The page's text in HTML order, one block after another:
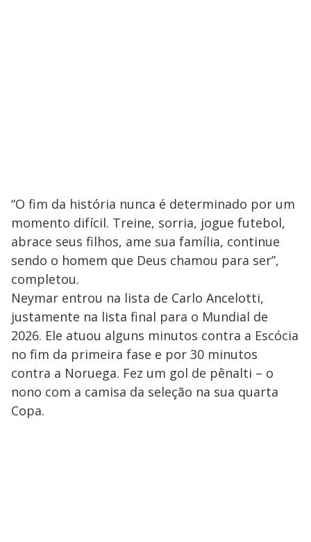
“O fim da história nunca é determinado por um
momento difícil. Treine, sorria, jogue futebol,
abrace seus filhos, ame sua família, continue
sendo o homem que Deus chamou para ser”,
completou.
Neymar entrou na lista de Carlo Ancelotti,
justamente na lista final para o Mundial de
2026. Ele atuou alguns minutos contra a Escócia
no fim da primeira fase e por 30 minutos
contra a Noruega. Fez um gol de pênalti – o
nono com a camisa da seleção na sua quarta
Copa.